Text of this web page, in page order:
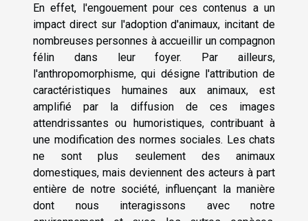
En effet, l'engouement pour ces contenus a un
impact direct sur l'adoption d'animaux, incitant de
nombreuses personnes à accueillir un compagnon
félin dans leur foyer. Par ailleurs,
l'anthropomorphisme, qui désigne l'attribution de
caractéristiques humaines aux animaux, est
amplifié par la diffusion de ces images
attendrissantes ou humoristiques, contribuant à
une modification des normes sociales. Les chats
ne sont plus seulement des animaux
domestiques, mais deviennent des acteurs à part
entière de notre société, influençant la manière
dont nous interagissons avec notre